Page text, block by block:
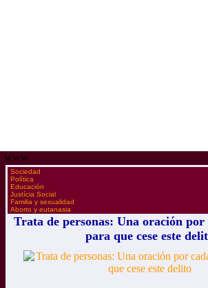
www
·Sociedad
·Política
·Educación
·Justícia Social
·Familia y sexualidad
·Aborto y eutanasia
Trata de personas: Una oración
para que cese este